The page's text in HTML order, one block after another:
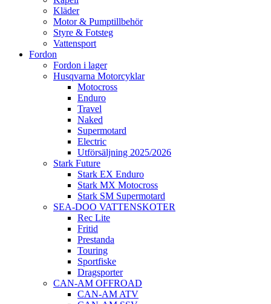
Kläder
Motor & Pumptillbehör
Styre & Fotsteg
Vattensport
Fordon
Fordon i lager
Husqvarna Motorcyklar
Motocross
Enduro
Travel
Naked
Supermotard
Electric
Utförsäljning 2025/2026
Stark Future
Stark EX Enduro
Stark MX Motocross
Stark SM Supermotard
SEA-DOO VATTENSKOTER
Rec Lite
Fritid
Prestanda
Touring
Sportfiske
Dragsporter
CAN-AM OFFROAD
CAN-AM ATV